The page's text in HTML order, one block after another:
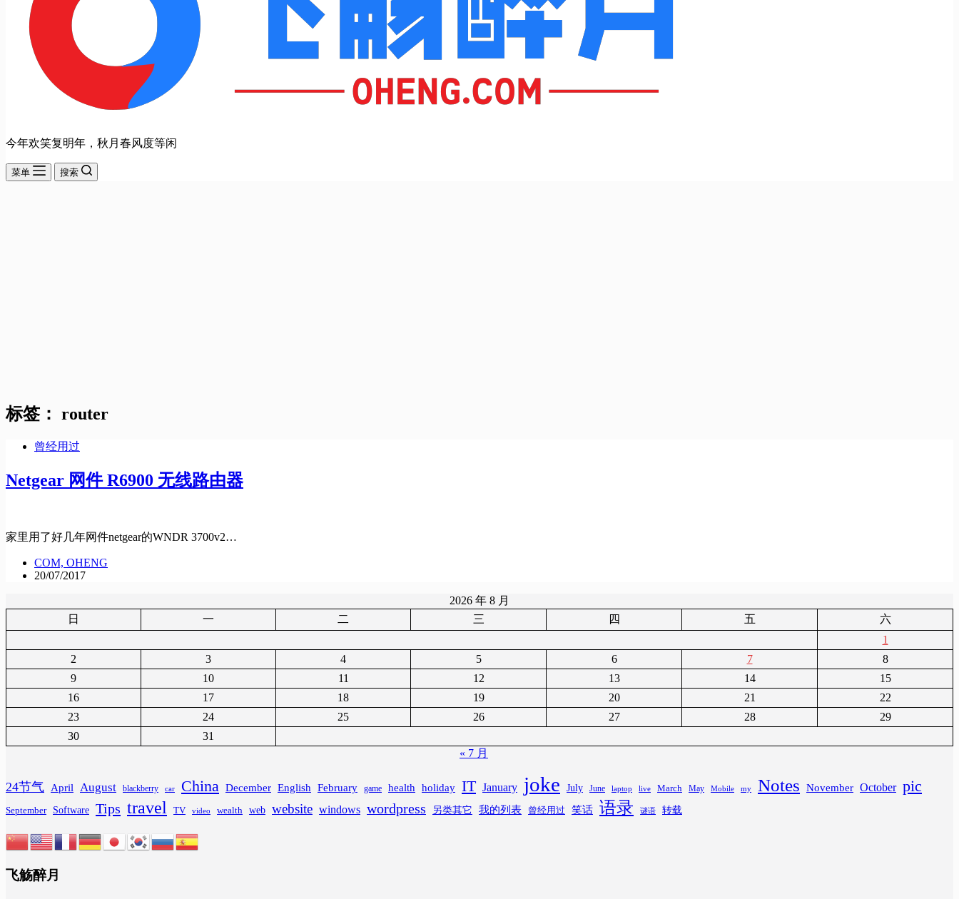
今年欢笑复明年，秋月春风度等闲
菜单 搜索
标签： router
曾经用过
Netgear 网件 R6900 无线路由器
家里用了好几年网件netgear的WNDR 3700v2…
COM, OHENG
20/07/2017
2026 年 8 月
日
一 二 三 四 五
六
1
2
3 4 5 6 7
8
9
10 11 12 13 14
15
16
17 18 19 20 21
22
23
24 25 26 27 28
29
30
31
« 7 月
24节气 April August blackberry car China December English February game health holiday IT January joke July June laptop live March May Mobile my Notes November October pic
September Software Tips travel TV video wealth web website windows wordpress 另类其它 我的列表 曾经用过 笑话 语录 谜语 转载
飞觞醉月